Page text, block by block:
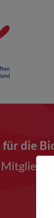
für die